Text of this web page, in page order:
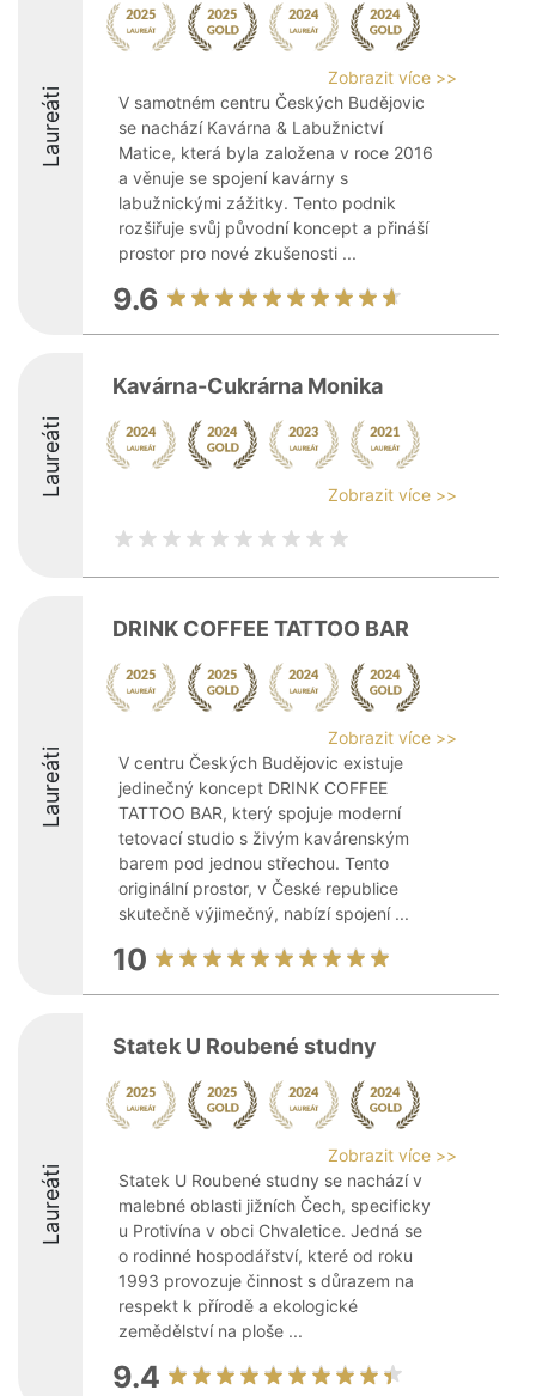
Laureáti
Zobrazit více >>
V samotném centru Českých Budějovic
se nachází Kavárna & Labužnictví
Matice, která byla založena v roce 2016
a věnuje se spojení kavárny s
labužnickými zážitky. Tento podnik
rozšiřuje svůj původní koncept a přináší
prostor pro nové zkušenosti ...
9.6
Laureáti
Kavárna-Cukrárna Monika
Zobrazit více >>
Laureáti
DRINK COFFEE TATTOO BAR
Zobrazit více >>
V centru Českých Budějovic existuje
jedinečný koncept DRINK COFFEE
TATTOO BAR, který spojuje moderní
tetovací studio s živým kavárenským
barem pod jednou střechou. Tento
originální prostor, v České republice
skutečně výjimečný, nabízí spojení ...
10
Laureáti
Statek U Roubené studny
Zobrazit více >>
Statek U Roubené studny se nachází v
malebné oblasti jižních Čech, specificky
u Protivína v obci Chvaletice. Jedná se
o rodinné hospodářství, které od roku
1993 provozuje činnost s důrazem na
respekt k přírodě a ekologické
zemědělství na ploše ...
9.4